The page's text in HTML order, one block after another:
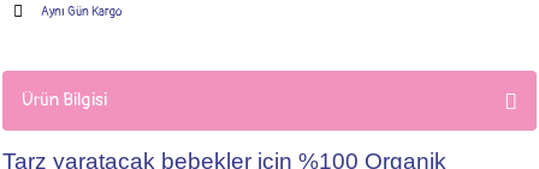
Aynı Gün Kargo
Ürün Bilgisi
Tarz yaratacak bebekler için %100 Organik